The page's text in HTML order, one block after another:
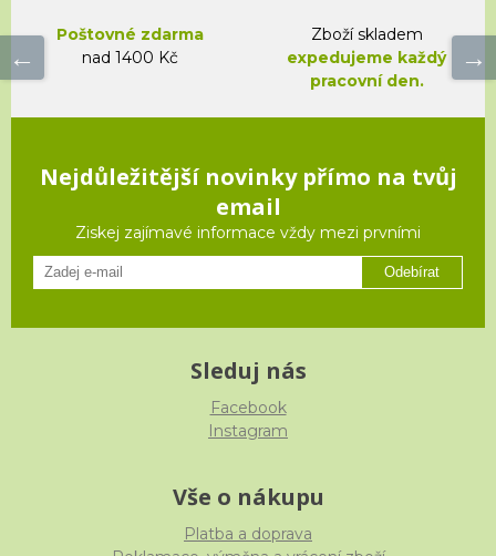
Poštovné zdarma
nad 1400 Kč
Zboží skladem
expedujeme každý
pracovní den.
Nejdůležitější novinky přímo na tvůj
email
Ziskej zajímavé informace vždy mezi prvními
Odebírat
Sleduj nás
Facebook
Instagram
Vše o nákupu
Platba a doprava